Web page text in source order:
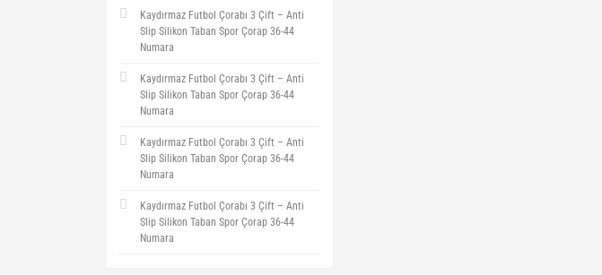
Kaydırmaz Futbol Çorabı 3 Çift – Anti
Slip Silikon Taban Spor Çorap 36-44
Numara
Kaydırmaz Futbol Çorabı 3 Çift – Anti
Slip Silikon Taban Spor Çorap 36-44
Numara
Kaydırmaz Futbol Çorabı 3 Çift – Anti
Slip Silikon Taban Spor Çorap 36-44
Numara
Kaydırmaz Futbol Çorabı 3 Çift – Anti
Slip Silikon Taban Spor Çorap 36-44
Numara